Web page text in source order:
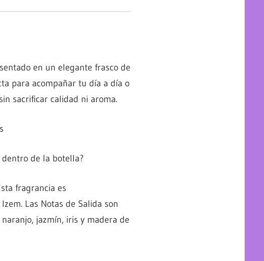
en un elegante frasco de
para acompañar tu día a día o
sacrificar calidad ni aroma.
de la botella?
fragrancia es
Las Notas de Salida son
jazmín, iris y madera de